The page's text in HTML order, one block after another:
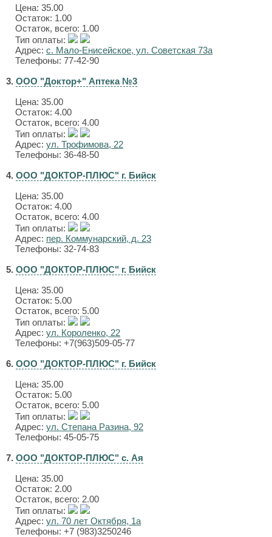
Цена: 35.00
Остаток: 1.00
Остаток, всего: 1.00
Тип оплаты:
Адрес: с. Мало-Енисейское, ул. Советская 73а
Телефоны: 77-42-90
3. ООО "Доктор+" Аптека №3
Цена: 35.00
Остаток: 4.00
Остаток, всего: 4.00
Тип оплаты:
Адрес: ул. Трофимова, 22
Телефоны: 36-48-50
4. ООО "ДОКТОР-ПЛЮС" г. Бийск
Цена: 35.00
Остаток: 4.00
Остаток, всего: 4.00
Тип оплаты:
Адрес: пер. Коммунарский, д. 23
Телефоны: 32-74-83
5. ООО "ДОКТОР-ПЛЮС" г. Бийск
Цена: 35.00
Остаток: 5.00
Остаток, всего: 5.00
Тип оплаты:
Адрес: ул. Короленко, 22
Телефоны: +7(963)509-05-77
6. ООО "ДОКТОР-ПЛЮС" г. Бийск
Цена: 35.00
Остаток: 5.00
Остаток, всего: 5.00
Тип оплаты:
Адрес: ул. Степана Разина, 92
Телефоны: 45-05-75
7. ООО "ДОКТОР-ПЛЮС" с. Ая
Цена: 35.00
Остаток: 2.00
Остаток, всего: 2.00
Тип оплаты:
Адрес: ул. 70 лет Октября, 1а
Телефоны: +7 (983)3250246